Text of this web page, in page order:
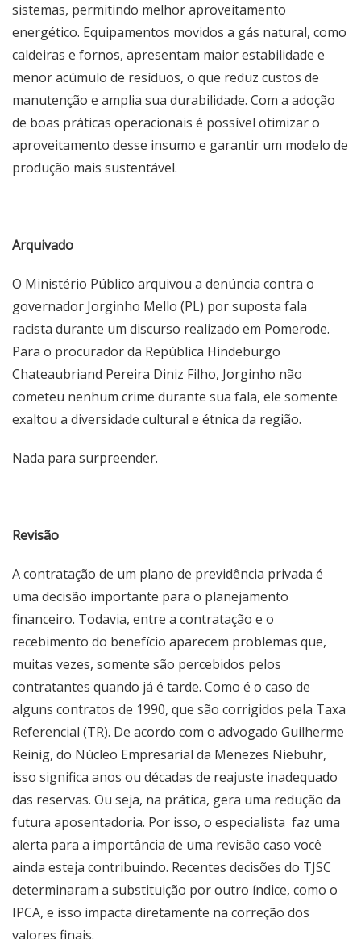
sistemas, permitindo melhor aproveitamento
energético. Equipamentos movidos a gás natural, como
caldeiras e fornos, apresentam maior estabilidade e
menor acúmulo de resíduos, o que reduz custos de
manutenção e amplia sua durabilidade. Com a adoção
de boas práticas operacionais é possível otimizar o
aproveitamento desse insumo e garantir um modelo de
produção mais sustentável.
Arquivado
O Ministério Público arquivou a denúncia contra o
governador Jorginho Mello (PL) por suposta fala
racista durante um discurso realizado em Pomerode.
Para o procurador da República Hindeburgo
Chateaubriand Pereira Diniz Filho, Jorginho não
cometeu nenhum crime durante sua fala, ele somente
exaltou a diversidade cultural e étnica da região.
Nada para surpreender.
Revisão
A contratação de um plano de previdência privada é
uma decisão importante para o planejamento
financeiro. Todavia, entre a contratação e o
recebimento do benefício aparecem problemas que,
muitas vezes, somente são percebidos pelos
contratantes quando já é tarde. Como é o caso de
alguns contratos de 1990, que são corrigidos pela Taxa
Referencial (TR). De acordo com o advogado Guilherme
Reinig, do Núcleo Empresarial da Menezes Niebuhr,
isso significa anos ou décadas de reajuste inadequado
das reservas. Ou seja, na prática, gera uma redução da
futura aposentadoria. Por isso, o especialista faz uma
alerta para a importância de uma revisão caso você
ainda esteja contribuindo. Recentes decisões do TJSC
determinaram a substituição por outro índice, como o
IPCA, e isso impacta diretamente na correção dos
valores finais.